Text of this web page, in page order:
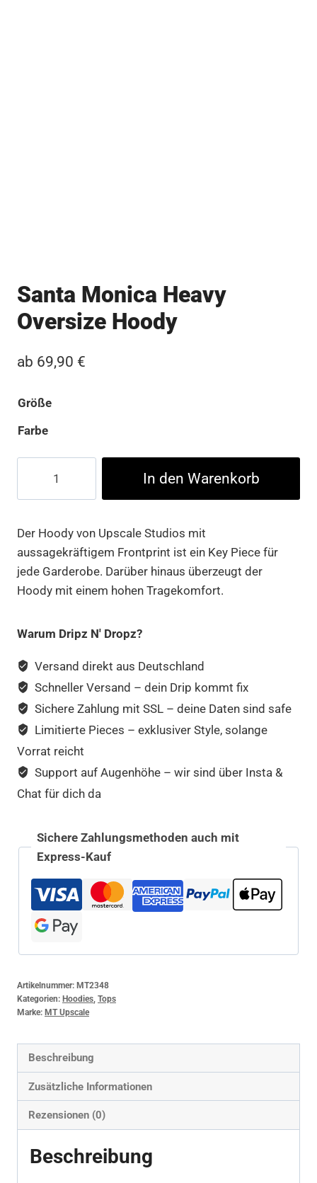
Santa Monica Heavy
Oversize Hoody
ab 69,90 €
Größe
Farbe
Heavy
Hoody
Menge
In den Warenkorb
Der Hoody von Upscale Studios mit
aussagekräftigem Frontprint ist ein Key Piece für
jede Garderobe. Darüber hinaus überzeugt der
Hoody mit einem hohen Tragekomfort.
Warum Dripz N' Dropz?
Versand direkt aus Deutschland
Schneller Versand – dein Drip kommt fix
Sichere Zahlung mit SSL – deine Daten sind safe
Limitierte Pieces – exklusiver Style, solange
Vorrat reicht
Support auf Augenhöhe – wir sind über Insta &
Chat für dich da
Sichere Zahlungsmethoden auch mit
Express-Kauf
Artikelnummer: MT2348
Kategorien: Hoodies Tops
Marke: MT Upscale
Beschreibung
Zusätzliche Informationen
Rezensionen (0)
Beschreibung